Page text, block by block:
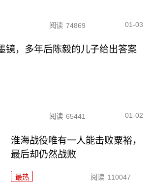
阅读 74869 01-03
镜，多年后陈毅的儿子给出答案
阅读 65441 01-02
淮海战役唯有一人能击败粟裕，
最后却仍然战败
最热 阅读 110047